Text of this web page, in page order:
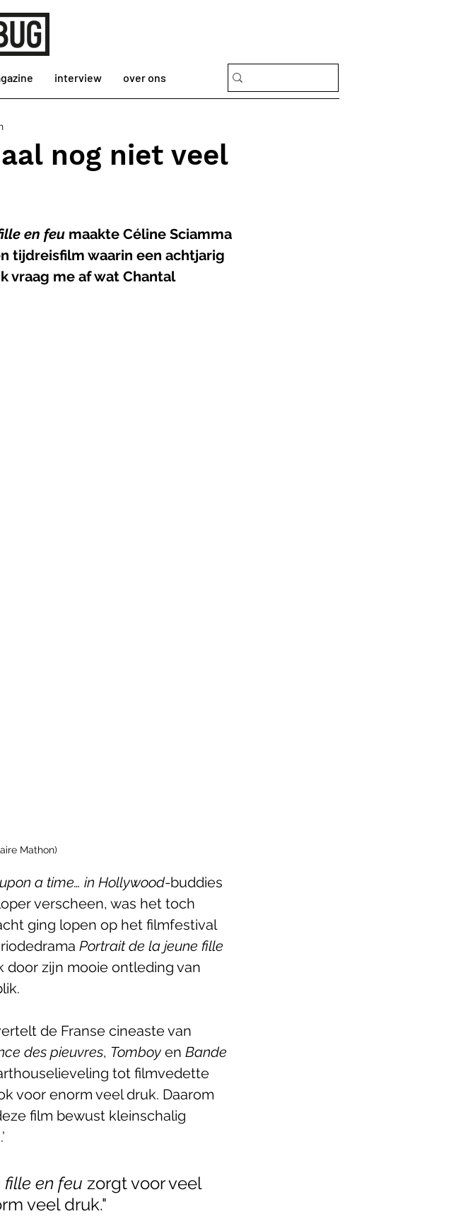
interview over ons
nog niet veel
en feu maakte Céline Sciamma
tijdreisfilm waarin een achtjarig
vraag me af wat Chantal
Mathon)
a time… in Hollywood-buddies
verscheen, was het toch
ging lopen op het filmfestival
Portrait de la jeune fille
door zijn mooie ontleding van
de Franse cineaste van
des pieuvres, Tomboy en Bande
tot filmvedette
voor enorm veel druk. Daarom
film bewust kleinschalig
en feu zorgt voor veel
veel druk."